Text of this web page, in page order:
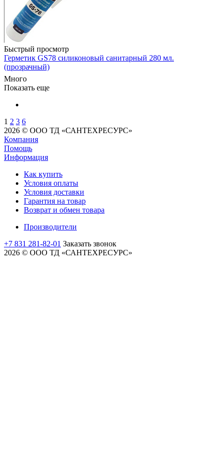
Быстрый просмотр
Герметик GS78 силиконовый санитарный 280 мл.
(прозрачный)
Много
Показать еще
1 2 3 6
2026 © ООО ТД «САНТЕХРЕСУРС»
Компания
Помощь
Информация
Как купить
Условия оплаты
Условия доставки
Гарантия на товар
Возврат и обмен товара
Производители
+7 831 281-82-01 Заказать звонок
2026 © ООО ТД «САНТЕХРЕСУРС»